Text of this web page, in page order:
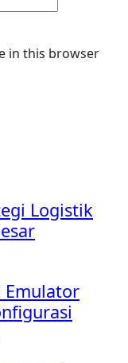
in this browser
Logistik
Emulator